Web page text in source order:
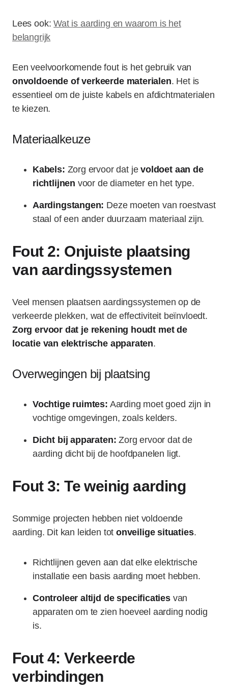
Lees ook:Wat is aarding en waarom is het
belangrijk
Een veelvoorkomende fout is het gebruik van
onvoldoende of verkeerde materialen. Het is
essentieel om de juiste kabels en afdichtmaterialen
te kiezen.
Materiaalkeuze
Kabels: Zorg ervoor dat jevoldoet aan de
richtlijnen voor de diameter en het type.
Aardingstangen: Deze moeten van roestvast
staal of een ander duurzaam materiaal zijn.
Fout 2: Onjuiste plaatsing
van aardingssystemen
Veel mensen plaatsen aardingssystemen op de
verkeerde plekken, wat de effectiviteit beïnvloedt.
Zorg ervoor dat je rekening houdt met de
locatie van elektrische apparaten.
Overwegingen bij plaatsing
Vochtige ruimtes: Aarding moet goed zijn in
vochtige omgevingen, zoals kelders.
Dicht bij apparaten: Zorg ervoor dat de
aarding dicht bij de hoofdpanelen ligt.
Fout 3: Te weinig aarding
Sommige projecten hebben niet voldoende
aarding. Dit kan leiden tot onveilige situaties.
Richtlijnen geven aan dat elke elektrische
installatie een basis aarding moet hebben.
Controleer altijd de specificatiesvan
apparaten om te zien hoeveel aarding nodig
is.
Fout 4: Verkeerde
verbindingen